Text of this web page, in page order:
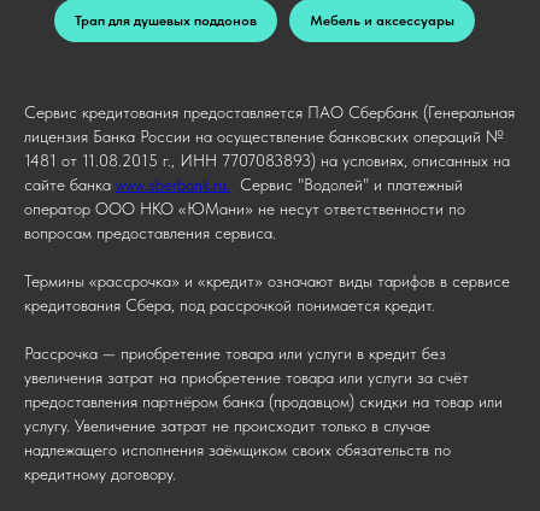
Трап для душевых поддонов Мебель и аксессуары
Сервис кредитования предоставляется ПАО Сбербанк (Генеральная
лицензия Банка России на осуществление банковских операций №
1481 от 11.08.2015 г., ИНН 7707083893) на условиях, описанных на
сайте банка www.sberbank.ru.
Сервис "Водолей" и платежный
оператор ООО НКО «ЮМани» не несут ответственности по
вопросам предоставления сервиса.
Термины «рассрочка» и «кредит» означают виды тарифов в сервисе
кредитования Сбера, под рассрочкой понимается кредит.
Рассрочка — приобретение товара или услуги в кредит без
увеличения затрат на приобретение товара или услуги за счёт
предоставления партнёром банка (продавцом) скидки на товар или
услугу. Увеличение затрат не происходит только в случае
надлежащего исполнения заёмщиком своих обязательств по
кредитному договору.